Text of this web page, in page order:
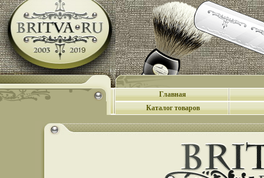
Главная
Каталог товаров